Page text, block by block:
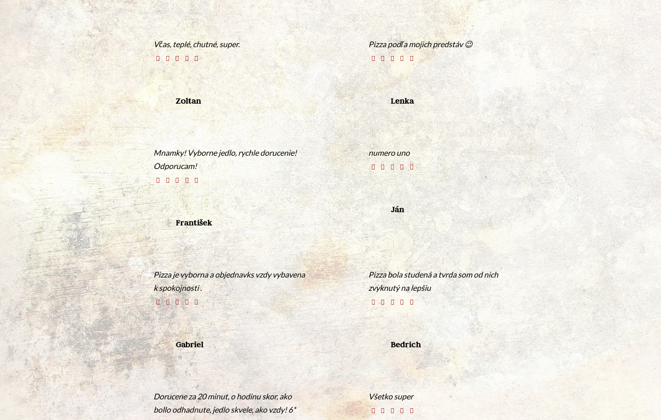
Včas, teplé, chutné, super.
Zoltan
Pizza podľa mojich predstáv 😉
Lenka
Mnamky! Vyborne jedlo, rychle dorucenie!
Odporucam!
František
numero uno
Ján
Pizza je vyborna a objednavks vzdy vybavena
k spokojnosti .
Gabriel
Pizza bola studená a tvrda som od nich
zvyknutý na lepšiu
Bedrich
Dorucene za 20 minut, o hodinu skor, ako
bollo odhadnute, jedlo skvele, ako vzdy! 6*
Všetko super